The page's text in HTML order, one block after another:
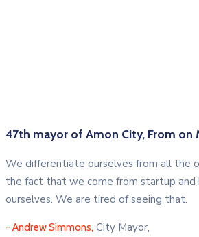
47th mayor of Amon City, From on
We differentiate ourselves from all the
the fact that we come from startup and
ourselves. We are tired of seeing that.
- Andrew Simmons, City Mayor,